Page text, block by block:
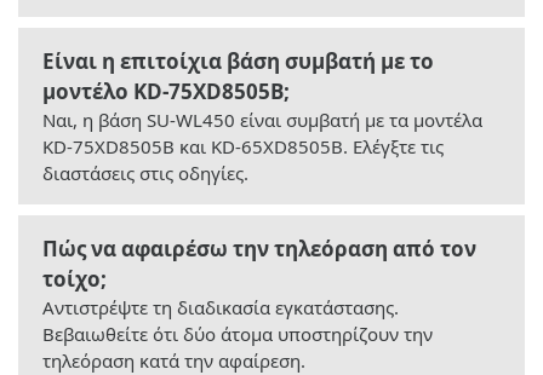
Είναι η επιτοίχια βάση συμβατή με το
μοντέλο KD-75XD8505B;
Ναι, η βάση SU-WL450 είναι συμβατή με τα μοντέλα
KD-75XD8505B και KD-65XD8505B. Ελέγξτε τις
διαστάσεις στις οδηγίες.
Πώς να αφαιρέσω την τηλεόραση από τον
τοίχο;
Αντιστρέψτε τη διαδικασία εγκατάστασης.
Βεβαιωθείτε ότι δύο άτομα υποστηρίζουν την
τηλεόραση κατά την αφαίρεση.